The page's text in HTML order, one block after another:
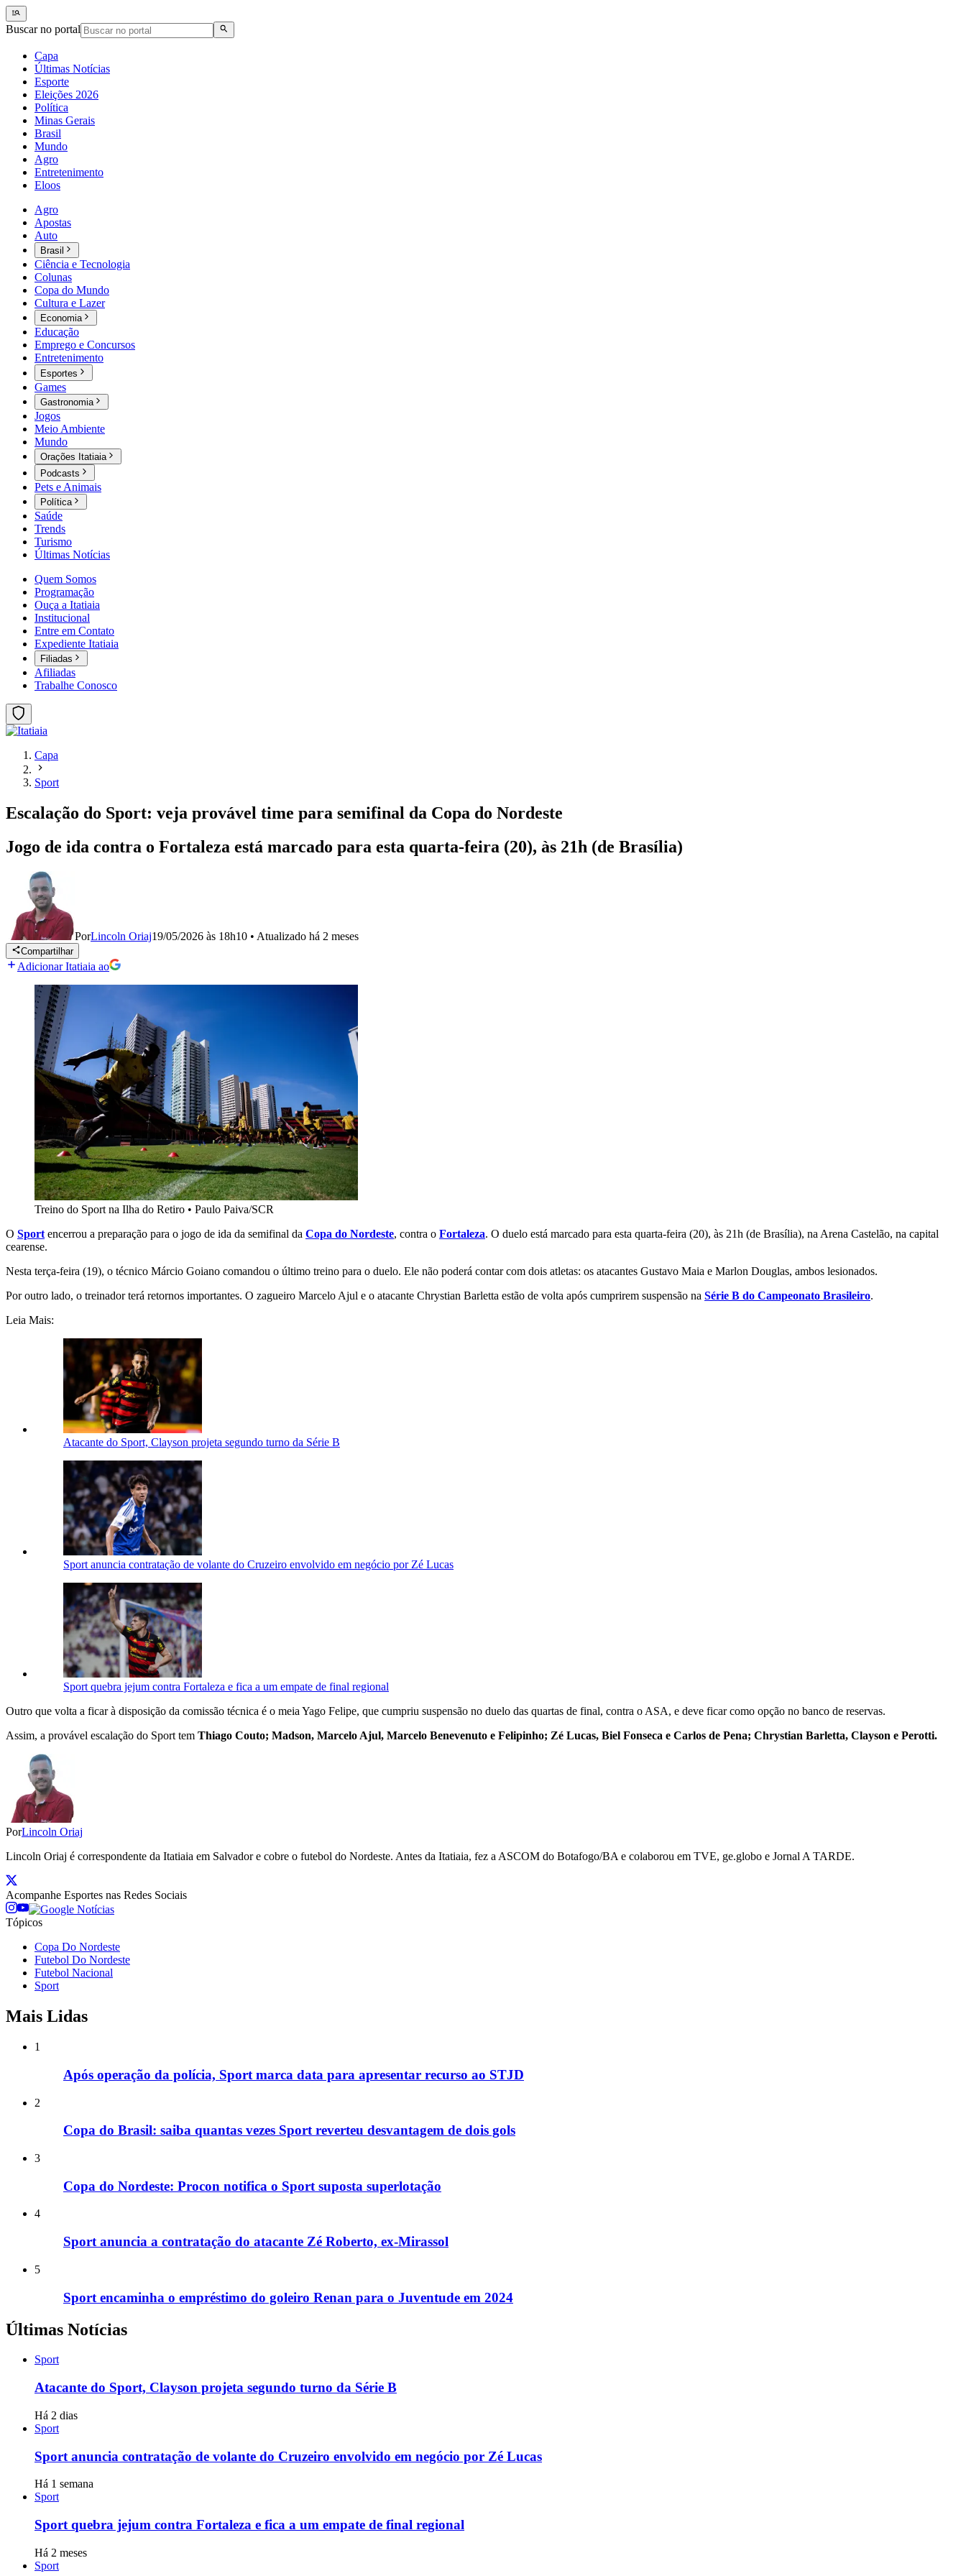
Buscar no portal
Capa
Últimas Notícias
Esporte
Eleições 2026
Política
Minas Gerais
Brasil
Mundo
Agro
Entretenimento
Eloos
Agro
Apostas
Auto
Brasil
Ciência e Tecnologia
Colunas
Copa do Mundo
Cultura e Lazer
Economia
Educação
Emprego e Concursos
Entretenimento
Esportes
Games
Gastronomia
Jogos
Meio Ambiente
Mundo
Orações Itatiaia
Podcasts
Pets e Animais
Política
Saúde
Trends
Turismo
Últimas Notícias
Quem Somos
Programação
Ouça a Itatiaia
Institucional
Entre em Contato
Expediente Itatiaia
Filiadas
Afiliadas
Trabalhe Conosco
Capa
Sport
Escalação do Sport: veja provável time para semifinal da Copa do Nordeste
Jogo de ida contra o Fortaleza está marcado para esta quarta-feira (20), às 21h (de Brasília)
PorLincoln Oriaj19/05/2026 às 18h10 • Atualizado há 2 meses
Compartilhar
Adicionar Itatiaia ao
Treino do Sport na Ilha do Retiro • Paulo Paiva/SCR
O Sport encerrou a preparação para o jogo de ida da semifinal da Copa do Nordeste, contra o Fortaleza. O duelo está marcado para esta quarta-feira (20), às 21h (de Brasília), na Arena Castelão, na capital
cearense.
Nesta terça-feira (19), o técnico Márcio Goiano comandou o último treino para o duelo. Ele não poderá contar com dois atletas: os atacantes Gustavo Maia e Marlon Douglas, ambos lesionados.
Por outro lado, o treinador terá retornos importantes. O zagueiro Marcelo Ajul e o atacante Chrystian Barletta estão de volta após cumprirem suspensão na Série B do Campeonato Brasileiro.
Leia Mais:
Atacante do Sport, Clayson projeta segundo turno da Série B
Sport anuncia contratação de volante do Cruzeiro envolvido em negócio por Zé Lucas
Sport quebra jejum contra Fortaleza e fica a um empate de final regional
Outro que volta a ficar à disposição da comissão técnica é o meia Yago Felipe, que cumpriu suspensão no duelo das quartas de final, contra o ASA, e deve ficar como opção no banco de reservas.
Assim, a provável escalação do Sport tem Thiago Couto; Madson, Marcelo Ajul, Marcelo Benevenuto e Felipinho; Zé Lucas, Biel Fonseca e Carlos de Pena; Chrystian Barletta, Clayson e Perotti.
PorLincoln Oriaj
Lincoln Oriaj é correspondente da Itatiaia em Salvador e cobre o futebol do Nordeste. Antes da Itatiaia, fez a ASCOM do Botafogo/BA e colaborou em TVE, ge.globo e Jornal A TARDE.
Acompanhe Esportes nas Redes Sociais
Tópicos
Copa Do Nordeste
Futebol Do Nordeste
Futebol Nacional
Sport
Mais Lidas
1
Após operação da polícia, Sport marca data para apresentar recurso ao STJD
2
Copa do Brasil: saiba quantas vezes Sport reverteu desvantagem de dois gols
3
Copa do Nordeste: Procon notifica o Sport suposta superlotação
4
Sport anuncia a contratação do atacante Zé Roberto, ex-Mirassol
5
Sport encaminha o empréstimo do goleiro Renan para o Juventude em 2024
Últimas Notícias
Sport
Atacante do Sport, Clayson projeta segundo turno da Série B
Há 2 dias
Sport
Sport anuncia contratação de volante do Cruzeiro envolvido em negócio por Zé Lucas
Há 1 semana
Sport
Sport quebra jejum contra Fortaleza e fica a um empate de final regional
Há 2 meses
Sport